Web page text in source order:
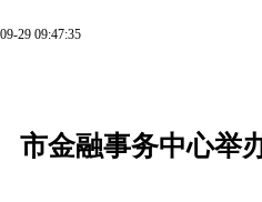
29 09:47:35
市金融事务中心举